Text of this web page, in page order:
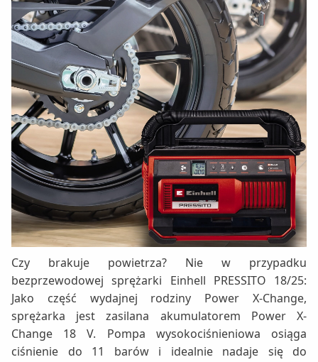
Czy brakuje powietrza? Nie w przypadku
bezprzewodowej sprężarki Einhell PRESSITO 18/25:
Jako część wydajnej rodziny Power X-Change,
sprężarka jest zasilana akumulatorem Power X-
Change 18 V. Pompa wysokociśnieniowa osiąga
ciśnienie do 11 barów i idealnie nadaje się do